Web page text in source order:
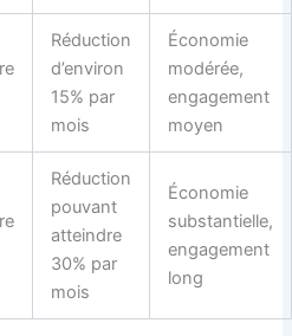
Réduction
d’environ
15% par
mois
Économie
modérée,
engagement
moyen
Réduction
pouvant
atteindre
30% par
mois
Économie
substantielle,
engagement
long